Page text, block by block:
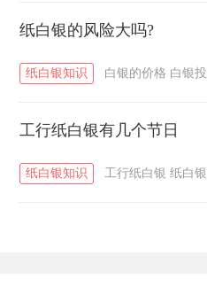
纸白银的风险大吗?
纸白银知识 白银的价格 白银
工行纸白银有几个节日
纸白银知识 工行纸白银 纸白